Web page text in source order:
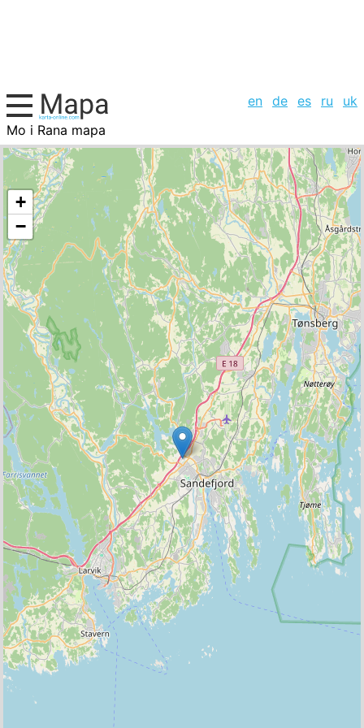
en de es ru
uk
Mo i Rana mapa
Noruega, la lista de ciudades
+
−